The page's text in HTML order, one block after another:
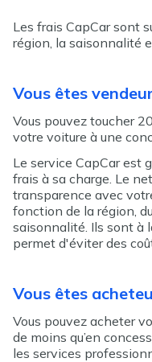
Les frais CapCar sont
région, la saisonnalité
Vous êtes
Vous pouvez toucher
votre voiture à une
Le service CapCar est
frais à sa charge. Le
transparence avec
fonction de la région,
saisonnalité. Ils sont à
permet d'éviter des
Vous êtes
Vous pouvez acheter
de moins qu’en
les services